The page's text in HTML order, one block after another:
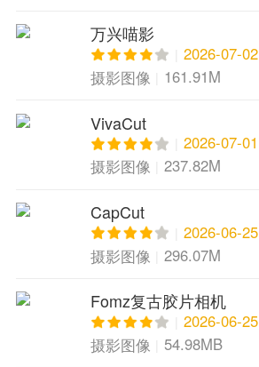
万兴喵影
2026-07-02
摄影图像
161.91M
VivaCut
2026-07-01
摄影图像
237.82M
CapCut
2026-06-25
摄影图像
296.07M
Fomz复古胶片相机
2026-06-25
摄影图像
54.98MB